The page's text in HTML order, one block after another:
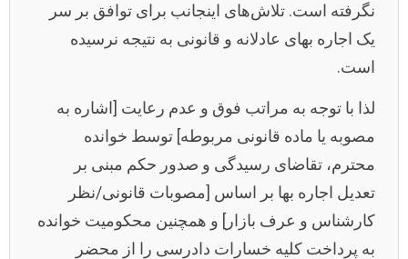
نگرفته است. تلاش‌های اینجانب برای توافق بر سر
یک اجاره بهای عادلانه و قانونی به نتیجه نرسیده
است.
لذا با توجه به مراتب فوق و عدم رعایت [اشاره به
مصوبه یا ماده قانونی مربوطه] توسط خوانده
محترم، تقاضای رسیدگی و صدور حکم مبنی بر
تعدیل اجاره بها بر اساس [مصوبات قانونی/نظر
کارشناس و عرف بازار] و همچنین محکومیت خوانده
به پرداخت کلیه خسارات دادرسی را از محضر